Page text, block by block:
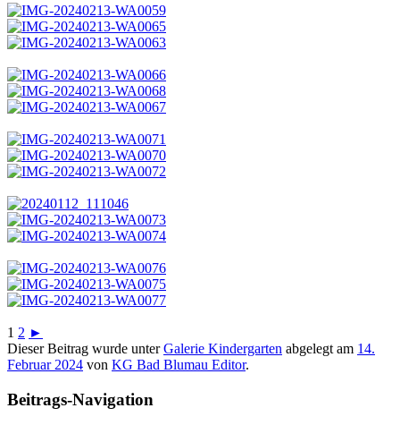
1 2 ►
Dieser Beitrag wurde unterGalerie Kindergarten abgelegt am 14.
Februar 2024 von KG Bad Blumau Editor.
Beitrags-Navigation